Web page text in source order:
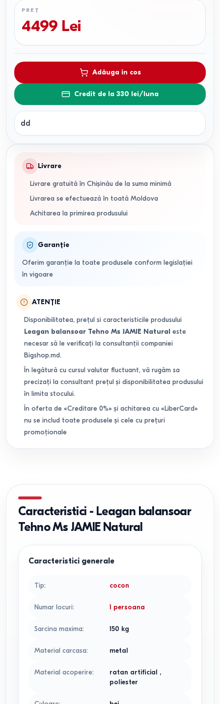
PREȚ
4499 Lei
Adăuga in cos
Credit de la 330 lei/luna
dd
Livrare
Livrare gratuită în Chișinău de la suma minimă
Livrarea se efectuează în toată Moldova
Achitarea la primirea produsului
Garanție
Oferim garanție la toate produsele conform legislației
în vigoare
ATENȚIE
Disponibilitatea, prețul si caracteristicile produsului
Leagan balansoar Tehno Ms JAMIE Natural este
necesar să le verificați la consultanții companiei
Bigshop.md.
În legătură cu cursul valutar fluctuant, vă rugăm sa
precizați la consultant prețul și disponibilitatea produsului
în limita stocului.
În oferta de «Creditare 0%» și achitarea cu «LiberCard»
nu se includ toate produsele și cele cu prețuri
promoționale
Caracteristici - Leagan balansoar
Tehno Ms JAMIE Natural
Caracteristici generale
Tip: cocon
Numar locuri: 1 persoana
Sarcina maxima: 150 kg
Material carcasa: metal
Material acoperire: ratan artificial ,
poliester